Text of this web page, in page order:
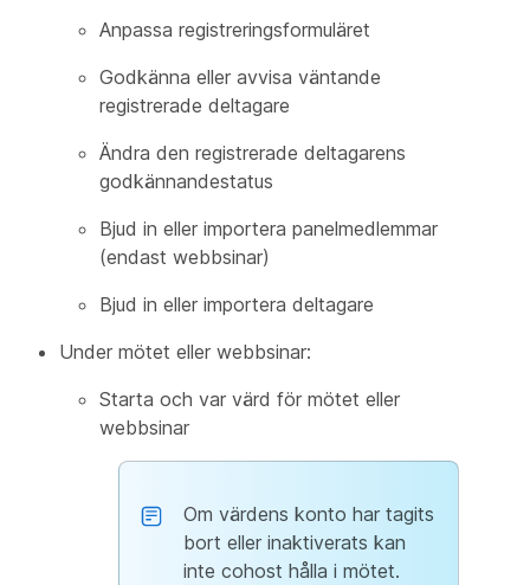
Anpassa registreringsformuläret
Godkänna eller avvisa väntande
registrerade deltagare
Ändra den registrerade deltagarens
godkännandestatus
Bjud in eller importera panelmedlemmar
(endast webbsinar)
Bjud in eller importera deltagare
Under mötet eller webbsinar:
Starta och var värd för mötet eller
webbsinar
Om värdens konto har tagits
bort eller inaktiverats kan
inte cohost hålla i mötet.